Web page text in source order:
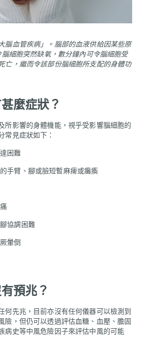
腦血管疾病」。腦部的血液供給因某些原
細胞突然缺氧，數分鐘內可令腦細胞受
亡，繼而令該部份腦細胞所支配的身體功
麼症狀？
所影響的身體機能，視乎受影響腦細胞的
常見症狀如下：
困難
臂、腳或臉短暫麻痺或癱瘓
協調困難
暈倒
預兆？
何先兆，目前亦沒有任何儀器可以檢測到
險，但仍可以透過評估血糖、血壓、膽固
病史等中風危險因子來評估中風的可能